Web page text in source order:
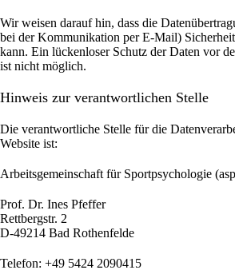
Wir weisen darauf hin, dass die
bei der Kommunikation per E-Mail)
kann. Ein lückenloser Schutz der Daten vor
ist nicht möglich.
Hinweis zur verantwortlichen Stelle
Die verantwortliche Stelle für die
Website ist:
Arbeitsgemeinschaft für Sportpsychologie
Prof. Dr. Ines Pfeffer
Rettbergstr. 2
D-49214 Bad Rothenfelde
Telefon: +49 5424 2090415